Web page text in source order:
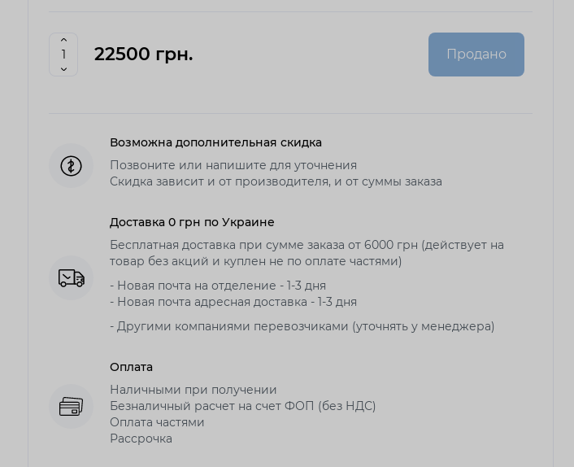
22500 грн. Продано
Возможна дополнительная скидка
Позвоните или напишите для уточнения
Скидка зависит и от производителя, и от суммы заказа
Доставка 0 грн по Украине
Бесплатная доставка при сумме заказа от 6000 грн (действует на
товар без акций и куплен не по оплате частями)
- Новая почта на отделение - 1-3 дня
- Новая почта адресная доставка - 1-3 дня
- Другими компаниями перевозчиками (уточнять у менеджера)
Оплата
Наличными при получении
Безналичный расчет на счет ФОП (без НДС)
Оплата частями
Рассрочка